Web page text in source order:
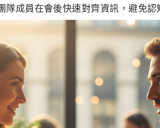
成員在會後快速對齊資訊，避免認